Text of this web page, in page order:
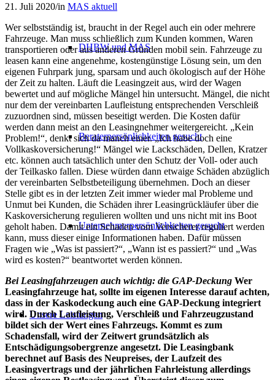
DHBW und MAS
Beraterpersönlichkeiten gesucht
Unternehmerpersönlichkeiten gesucht
Unsere Leistungen
21. Juli 2020/in MAS aktuell
Wer selbstständig ist, braucht in der Regel auch ein oder mehrere
Fahrzeuge. Man muss schließlich zum Kunden kommen, Waren
transportieren oder aus anderen Gründen mobil sein. Fahrzeuge zu
leasen kann eine angenehme, kostengünstige Lösung sein, um den
eigenen Fuhrpark jung, sparsam und auch ökologisch auf der Höhe
der Zeit zu halten. Läuft die Leasingzeit aus, wird der Wagen
bewertet und auf mögliche Mängel hin untersucht. Mängel, die nicht
nur dem der vereinbarten Laufleistung entsprechenden Verschleiß
zuzuordnen sind, müssen beseitigt werden. Die Kosten dafür
werden dann meist an den Leasingnehmer weitergereicht. „Kein
Problem!“, denkt sich da manch einer. „Ich habe doch eine
Vollkaskoversicherung!“ Mängel wie Lackschäden, Dellen, Kratzer
etc. können auch tatsächlich unter den Schutz der Voll- oder auch
der Teilkasko fallen. Diese würden dann etwaige Schäden abzüglich
der vereinbarten Selbstbeteiligung übernehmen. Doch an dieser
Stelle gibt es in der letzten Zeit immer wieder mal Probleme und
Unmut bei Kunden, die Schäden ihrer Leasingrückläufer über die
Kaskoversicherung regulieren wollten und uns nicht mit ins Boot
geholt haben. Damit ein Schaden vom Versicherer reguliert werden
kann, muss dieser einige Informationen haben. Dafür müssen
Fragen wie „Was ist passiert?“, „Wann ist es passiert?“ und „Was
wird es kosten?“ beantwortet werden können.
Bei Leasingfahrzeugen auch wichtig: die GAP-Deckung Wer
Leasingfahrzeuge hat, sollte im eigenen Interesse darauf achten,
dass in der Kaskodeckung auch eine GAP-Deckung integriert
wird. Durch Laufleistung, Verschleiß und Fahrzeugzustand
bildet sich der Wert eines Fahrzeugs. Kommt es zum
Schadensfall, wird der Zeitwert grundsätzlich als
Entschädigungsobergrenze angesetzt. Die Leasingbank
berechnet auf Basis des Neupreises, der Laufzeit des
Leasingvertrags und der jährlichen Fahrleistung allerdings